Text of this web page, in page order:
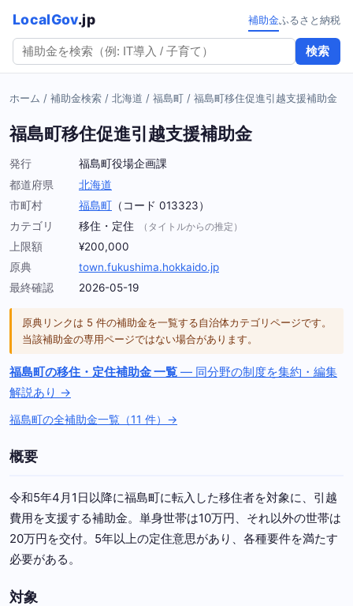
LocalGov.jp
検索
補助金ふるさと納税
ホーム / 補助金検索 / 北海道 / 福島町 / 福島町移住促進引越支援補助金
福島町移住促進引越支援補助金
発行
福島町役場企画課
都道府県
北海道
市町村
福島町 （コード 013323）
カテゴリ
移住・定住 （タイトルからの推定）
上限額
¥200,000
原典
town.fukushima.hokkaido.jp
最終確認
2026-05-19
原典リンクは 5 件の補助金を一覧する自治体カテゴリページです。
当該補助金の専用ページではない場合があります。
福島町の移住・定住補助金 一覧 — 同分野の制度を集約・編集
解説あり →
福島町の全補助金一覧（11 件）→
概要
令和5年4月1日以降に福島町に転入した移住者を対象に、引越
費用を支援する補助金。単身世帯は10万円、それ以外の世帯は
20万円を交付。5年以上の定住意思があり、各種要件を満たす
必要がある。
対象